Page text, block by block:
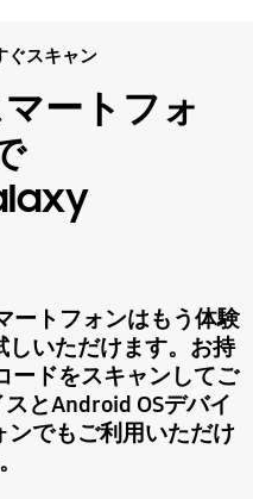
ぐスキャン
ートフォ
ートフォンはもう体験
しいただけます。お持
ードをスキャンしてご
とAndroid OSデバイ
ンでもご利用いただけ